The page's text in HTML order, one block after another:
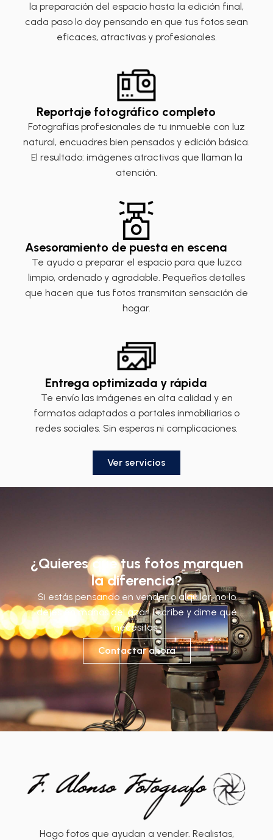
la preparación del espacio hasta la edición final,
cada paso lo doy pensando en que tus fotos sean
eficaces, atractivas y profesionales.
Reportaje fotográfico completo
Fotografías profesionales de tu inmueble con luz
natural, encuadres bien pensados y edición básica.
El resultado: imágenes atractivas que llaman la
atención.
Asesoramiento de puesta en escena
Te ayudo a preparar el espacio para que luzca
limpio, ordenado y agradable. Pequeños detalles
que hacen que tus fotos transmitan sensación de
hogar.
Entrega optimizada y rápida
Te envío las imágenes en alta calidad y en
formatos adaptados a portales inmobiliarios o
redes sociales. Sin esperas ni complicaciones.
Ver servicios
¿Quieres que tus fotos marquen
la diferencia?
Si estás pensando en vender o alquilar, no lo
dejes en manos del azar. Escribe y dime qué
necesitas.
Contactar ahora
Hago fotos que ayudan a vender. Realistas,